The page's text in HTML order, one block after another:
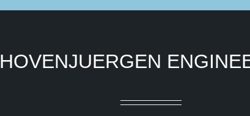
HOVENJUERGEN